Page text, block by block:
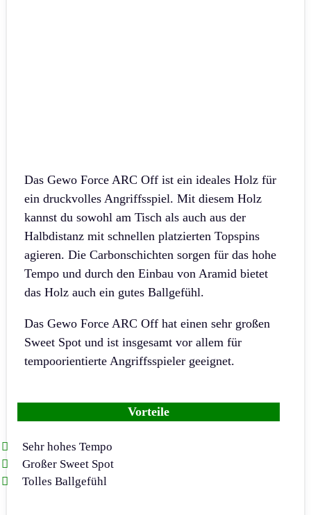
Das Gewo Force ARC Off ist ein ideales Holz für
ein druckvolles Angriffsspiel. Mit diesem Holz
kannst du sowohl am Tisch als auch aus der
Halbdistanz mit schnellen platzierten Topspins
agieren. Die Carbonschichten sorgen für das hohe
Tempo und durch den Einbau von Aramid bietet
das Holz auch ein gutes Ballgefühl.
Das Gewo Force ARC Off hat einen sehr großen
Sweet Spot und ist insgesamt vor allem für
tempoorientierte Angriffsspieler geeignet.
Vorteile
Sehr hohes Tempo
Großer Sweet Spot
Tolles Ballgefühl